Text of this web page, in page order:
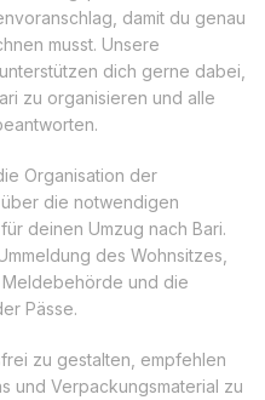
damit du genau
musst. Unsere
dich gerne dabei,
zu organisieren und alle
Organisation der
die notwendigen
deinen Umzug nach Bari.
des Wohnsitzes,
und die
Pässe.
zu gestalten, empfehlen
und Verpackungsmaterial zu